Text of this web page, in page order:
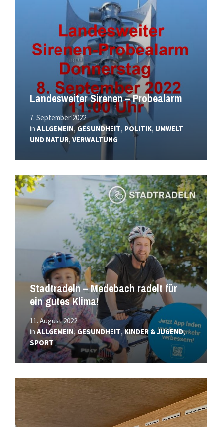
Landesweiter Sirenen – Probealarm
7. September 2022
in ALLGEMEIN, GESUNDHEIT, POLITIK, UMWELT
UND NATUR, VERWALTUNG
Stadtradeln – Medebach radelt für
ein gutes Klima!
11. August 2022
in ALLGEMEIN,GESUNDHEIT,KINDER & JUGEND,
SPORT
Mehr
erfahren
Mehr
erfahren